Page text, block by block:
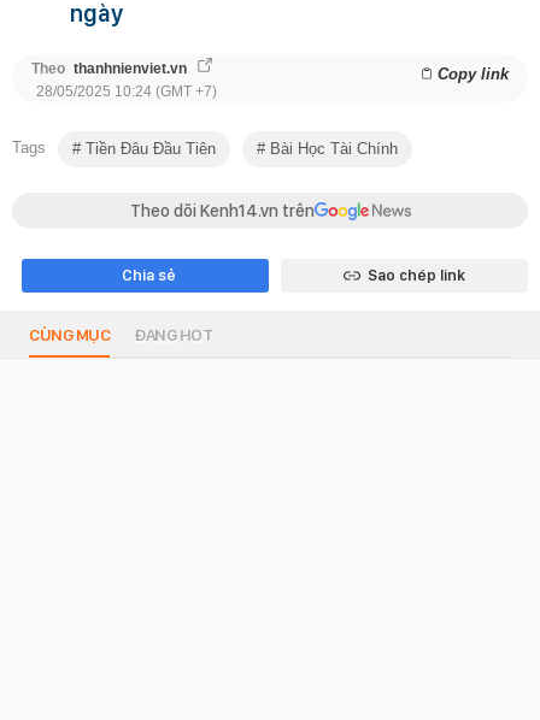
ngày
Theo thanhnienviet.vn Copy link
28/05/2025 10:24 (GMT +7)
Tags Tiền Đâu Đầu Tiên Bài Học Tài Chính
Theo dõi Kenh14.vn trên
Chia sẻ Sao chép link
CÙNG MỤC ĐANG HOT